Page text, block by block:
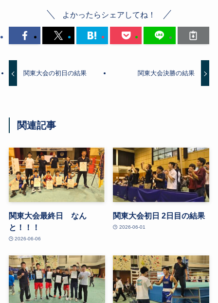
よかったらシェアしてね！
関東大会の初日の結果 関東大会決勝の結果
関連記事
関東大会最終日 なん
と！！！
2026-06-06
関東大会初日 2日目の結果
2026-06-01